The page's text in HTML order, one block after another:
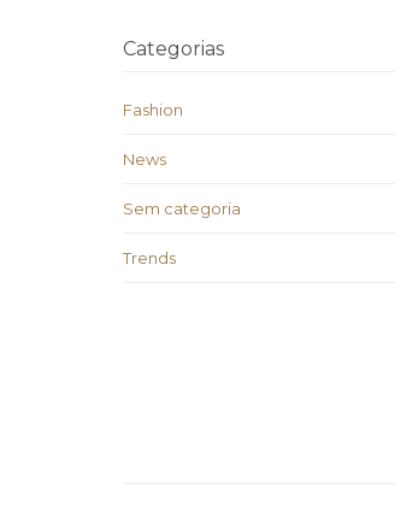
Categorias
Fashion
News
Sem categoria
Trends